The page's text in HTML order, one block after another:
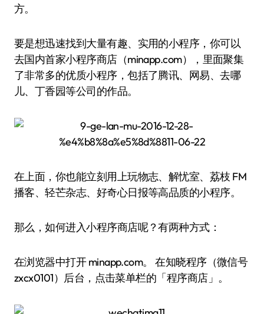
方。
要是想迅速找到大量有趣、实用的小程序，你可以
去国内首家小程序商店（minapp.com），里面聚集
了非常多的优质小程序，包括了腾讯、网易、去哪
儿、丁香园等公司的作品。
在上面，你也能立刻用上玩物志、解忧室、荔枝 FM
播客、轻芒杂志、好奇心日报等高品质的小程序。
那么，如何进入小程序商店呢？有两种方式：
在浏览器中打开 minapp.com。 在知晓程序（微信号
zxcx0101）后台，点击菜单栏的「程序商店」。